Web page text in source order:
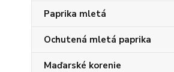
Paprika mletá
Ochutená mletá paprika
Maďarské korenie